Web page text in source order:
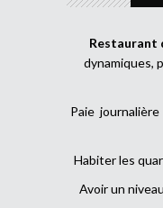
Restaurant
dynamiques,
Paie journalière
Habiter les
Avoir un